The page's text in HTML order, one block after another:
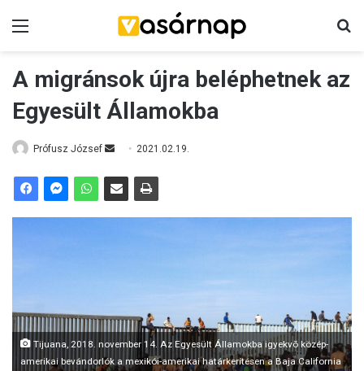
A migránsok újra beléphetnek az
Egyesült Államokba
Prófusz József
n
l
2021.02.19.
Tijuana, 2018. november 14. Az Egyesült Államokba igyekvõ közép-
amerikai bevándorlók a mexikói-amerikai határkerítésen a Baja California